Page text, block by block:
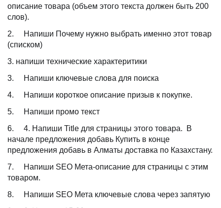
описание товара (объем этого текста должен быть 200
слов).
2. Напиши Почему нужно выбрать именно этот товар
(списком)
3. напиши технические характеритики
3. Напиши ключевые слова для поиска
4. Напиши короткое описание призыв к покупке.
5. Напиши промо текст
6. 4. Напиши Title для страницы этого товара. В
начале предложения добавь Купить в конце
предложения добавь в Алматы доставка по Казахстану.
7. Напиши SEO Мета-описание для страницы с этим
товаром.
8. Напиши SEO Мета ключевые слова через запятую